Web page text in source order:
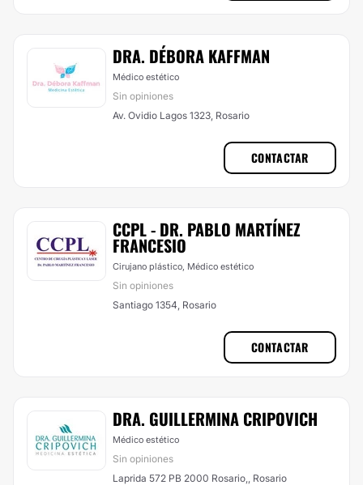
DRA. DÉBORA KAFFMAN
Médico estético
Sin opiniones
Av. Ovidio Lagos 1323, Rosario
CONTACTAR
CCPL - DR. PABLO MARTÍNEZ
FRANCESIO
Cirujano plástico, Médico estético
Sin opiniones
Santiago 1354, Rosario
CONTACTAR
DRA. GUILLERMINA CRIPOVICH
Médico estético
Sin opiniones
Laprida 572 PB 2000 Rosario,, Rosario